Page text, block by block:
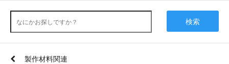
検索
製作材料関連